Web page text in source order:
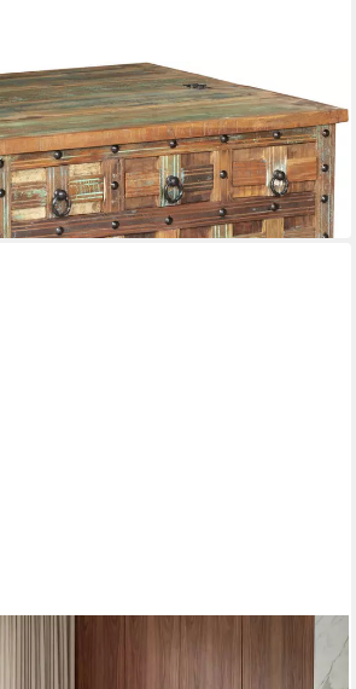
Couchtisch KALANKA 90 x 90 cm